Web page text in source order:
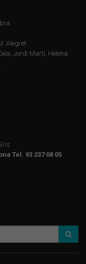
Alegret
Jordi Martí, Helena
Tel. 93 237 08 05